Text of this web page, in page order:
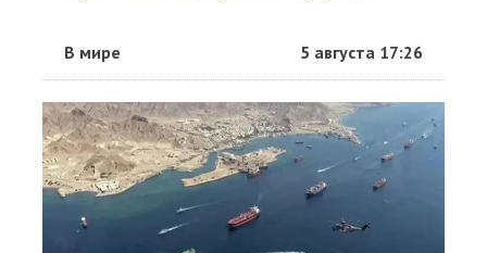
В мире 5 августа 17:26